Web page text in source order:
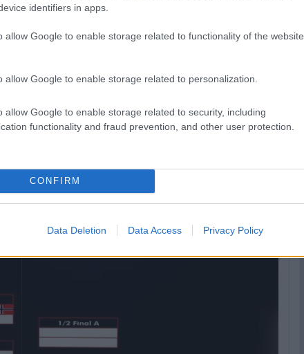
identifiers in apps.
allow Google to enable storage related to functionality of the website
allow Google to enable storage related to personalization.
allow Google to enable storage related to security, including
functionality and fraud prevention, and other user protection.
CONFIRM
Data Deletion Data Access Privacy Policy
ralikrossz-világbajnok), Chaz Mostert
ralivilágbajnok, négyszeres RoC-győztes),